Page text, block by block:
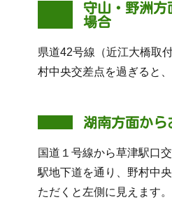
守山・野洲方
場合
県道42号線（近江大橋取
村中央交差点を過ぎると
湖南方面から
国道１号線から草津駅口
駅地下道を通り、野村中
ただくと左側に見えます。